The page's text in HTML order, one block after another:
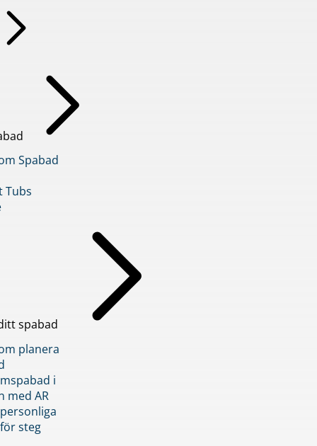
Spabad
Tubs
spabad
planera
i
med AR
steg